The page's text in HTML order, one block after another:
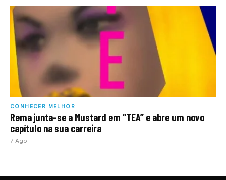
CONHECER MELHOR
Rema junta-se a Mustard em “TEA” e abre um novo
capítulo na sua carreira
7 Ago